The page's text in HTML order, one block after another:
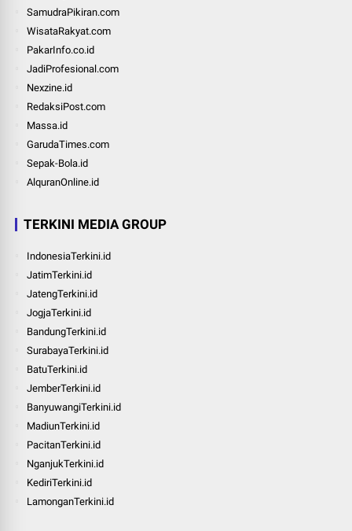
SamudraPikiran.com
WisataRakyat.com
PakarInfo.co.id
JadiProfesional.com
Nexzine.id
RedaksiPost.com
Massa.id
GarudaTimes.com
Sepak-Bola.id
AlquranOnline.id
TERKINI MEDIA GROUP
IndonesiaTerkini.id
JatimTerkini.id
JatengTerkini.id
JogjaTerkini.id
BandungTerkini.id
SurabayaTerkini.id
BatuTerkini.id
JemberTerkini.id
BanyuwangiTerkini.id
MadiunTerkini.id
PacitanTerkini.id
NganjukTerkini.id
KediriTerkini.id
LamonganTerkini.id